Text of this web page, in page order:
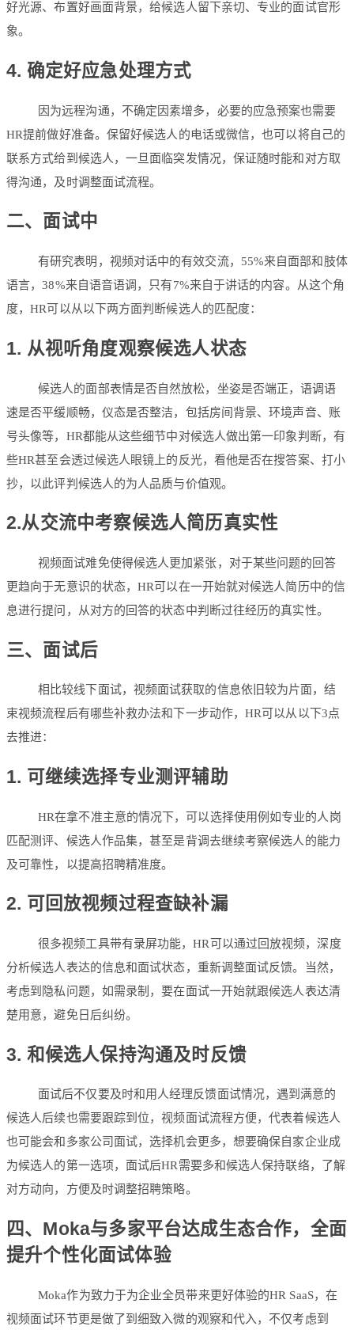
好光源、布置好画面背景，给候选人留下亲切、专业的面试官形
象。
4. 确定好应急处理方式
因为远程沟通，不确定因素增多，必要的应急预案也需要
HR提前做好准备。保留好候选人的电话或微信，也可以将自己的
联系方式给到候选人，一旦面临突发情况，保证随时能和对方取
得沟通，及时调整面试流程。
二、面试中
有研究表明，视频对话中的有效交流，55%来自面部和肢体
语言，38%来自语音语调，只有7%来自于讲话的内容。从这个角
度，HR可以从以下两方面判断候选人的匹配度：
1. 从视听角度观察候选人状态
候选人的面部表情是否自然放松，坐姿是否端正，语调语
速是否平缓顺畅，仪态是否整洁，包括房间背景、环境声音、账
号头像等，HR都能从这些细节中对候选人做出第一印象判断，有
些HR甚至会透过候选人眼镜上的反光，看他是否在搜答案、打小
抄，以此评判候选人的为人品质与价值观。
2.从交流中考察候选人简历真实性
视频面试难免使得候选人更加紧张，对于某些问题的回答
更趋向于无意识的状态，HR可以在一开始就对候选人简历中的信
息进行提问，从对方的回答的状态中判断过往经历的真实性。
三、面试后
相比较线下面试，视频面试获取的信息依旧较为片面，结
束视频流程后有哪些补救办法和下一步动作，HR可以从以下3点
去推进：
1. 可继续选择专业测评辅助
HR在拿不准主意的情况下，可以选择使用例如专业的人岗
匹配测评、候选人作品集，甚至是背调去继续考察候选人的能力
及可靠性，以提高招聘精准度。
2. 可回放视频过程查缺补漏
很多视频工具带有录屏功能，HR可以通过回放视频，深度
分析候选人表达的信息和面试状态，重新调整面试反馈。当然，
考虑到隐私问题，如需录制，要在面试一开始就跟候选人表达清
楚用意，避免日后纠纷。
3. 和候选人保持沟通及时反馈
面试后不仅要及时和用人经理反馈面试情况，遇到满意的
候选人后续也需要跟踪到位，视频面试流程方便，代表着候选人
也可能会和多家公司面试，选择机会更多，想要确保自家企业成
为候选人的第一选项，面试后HR需要多和候选人保持联络，了解
对方动向，方便及时调整招聘策略。
四、Moka与多家平台达成生态合作，全面
提升个性化面试体验
Moka作为致力于为企业全员带来更好体验的HR SaaS，在
视频面试环节更是做了到细致入微的观察和代入，不仅考虑到